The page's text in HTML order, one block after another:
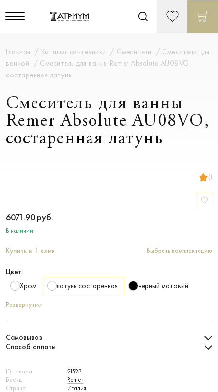
Главная Каталог сантехники Смесители
Смесители для
ванной
Смеситель для ванны Remer Absolute AU08VO,
состаренная латунь
Смеситель для ванны
Remer Absolute AU08VO,
состаренная латунь
()
ID товара
21523
Бренд
Remer
Страна
Италия
6071.90 руб.
В наличии
Купить в 1 клик Выбрать комплектацию
Цвет:
Хром
латунь состаренная черный матовый
Развернуть
Самовывоз
Способ оплаты